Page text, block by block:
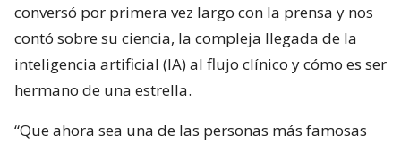
conversó por primera vez largo con la prensa y nos
contó sobre su ciencia, la compleja llegada de la
inteligencia artificial (IA) al flujo clínico y cómo es ser
hermano de una estrella.
“Que ahora sea una de las personas más famosas